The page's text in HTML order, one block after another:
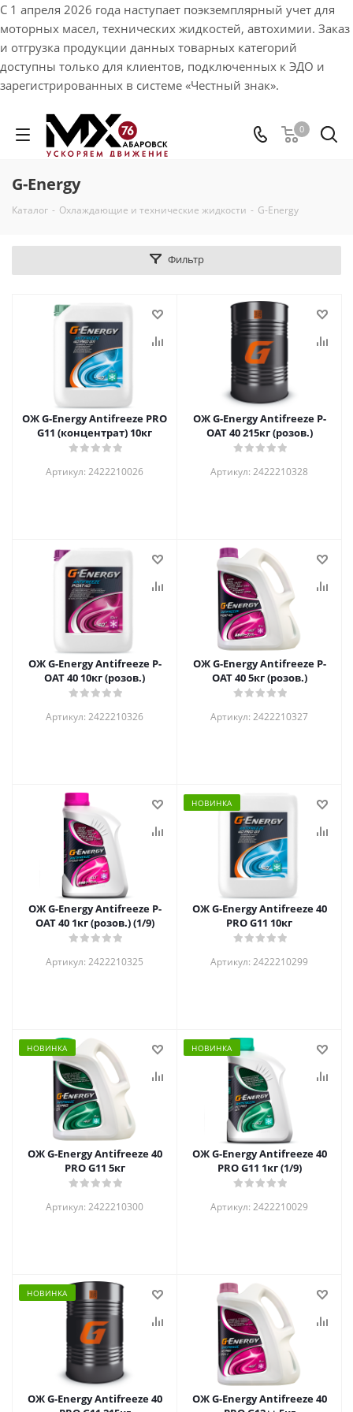
С 1 апреля 2026 года наступает поэкземплярный учет для
моторных масел, технических жидкостей, автохимии. Заказ
и отгрузка продукции данных товарных категорий
доступны только для клиентов, подключенных к ЭДО и
зарегистрированных в системе «Честный знак».
0
G-Energy
Каталог - Охлаждающие и технические жидкости - G-Energy
Фильтр
ОЖ G-Energy Antifreeze PRO
G11 (концентрат) 10кг
Артикул: 2422210026
ОЖ G-Energy Antifreeze P-
OAT 40 215кг (розов.)
Артикул: 2422210328
ОЖ G-Energy Antifreeze P-
OAT 40 10кг (розов.)
Артикул: 2422210326
ОЖ G-Energy Antifreeze P-
OAT 40 5кг (розов.)
Артикул: 2422210327
ОЖ G-Energy Antifreeze P-
OAT 40 1кг (розов.) (1/9)
Артикул: 2422210325
НОВИНКА
ОЖ G-Energy Antifreeze 40
PRO G11 10кг
Артикул: 2422210299
НОВИНКА
ОЖ G-Energy Antifreeze 40
PRO G11 5кг
Артикул: 2422210300
НОВИНКА
ОЖ G-Energy Antifreeze 40
PRO G11 1кг (1/9)
Артикул: 2422210029
НОВИНКА
ОЖ G-Energy Antifreeze 40
ОЖ G-Energy Antifreeze 40